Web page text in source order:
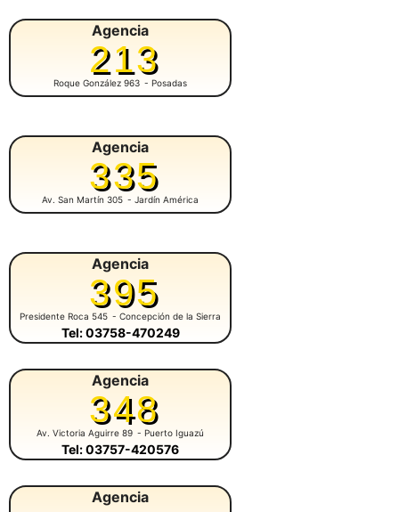
Agencia
213
Roque González 963 - Posadas
Agencia
335
Av. San Martín 305 - Jardín América
Agencia
395
Presidente Roca 545 - Concepción de la Sierra
Tel: 03758-470249
Agencia
348
Av. Victoria Aguirre 89 - Puerto Iguazú
Tel: 03757-420576
Agencia